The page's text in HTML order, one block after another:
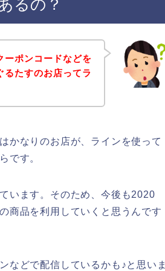
るの？
ーポンコードなどを
るたすのお店ってラ
かなりのお店が、ラインを使って
です。
います。そのため、今後も2020
商品を利用していくと思うんです
などで配信しているかも♪と思いま